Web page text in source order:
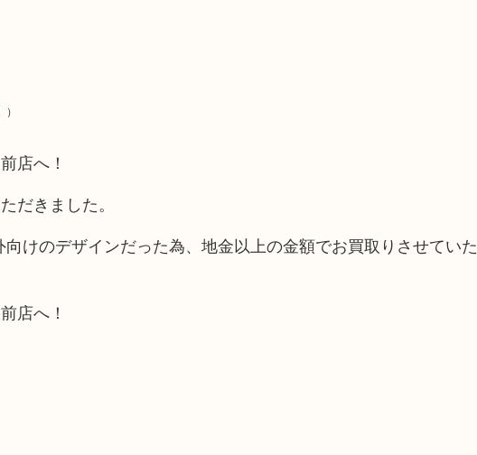
）
店へ！
だきました。
けのデザインだった為、地金以上の金額でお買取りさせていた
店へ！